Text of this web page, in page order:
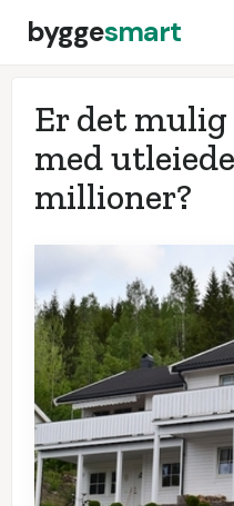
byggesmart
Er det mulig
med
millioner?